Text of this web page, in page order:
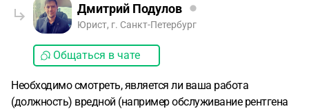
Дмитрий Подулов
Юрист, г. Санкт-Петербург
Общаться в чате
Необходимо смотреть, является ли ваша работа
(должность) вредной (например обслуживание рентгена